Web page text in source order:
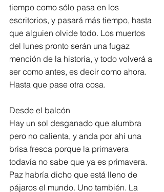
tiempo como sólo pasa en los
escritorios, y pasará más tiempo, hasta
que alguien olvide todo. Los muertos
del lunes pronto serán una fugaz
mención de la historia, y todo volverá a
ser como antes, es decir como ahora.
Hasta que pase otra cosa.
Desde el balcón
Hay un sol desganado que alumbra
pero no calienta, y anda por ahí una
brisa fresca porque la primavera
todavía no sabe que ya es primavera.
Paz habría dicho que está lleno de
pájaros el mundo. Uno también. La